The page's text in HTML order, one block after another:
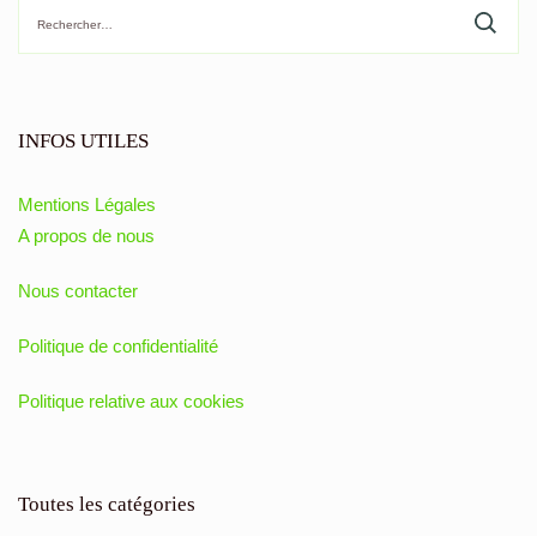
INFOS UTILES
Mentions Légales
A propos de nous
Nous contacter
Politique de confidentialité
Politique relative aux cookies
Toutes les catégories